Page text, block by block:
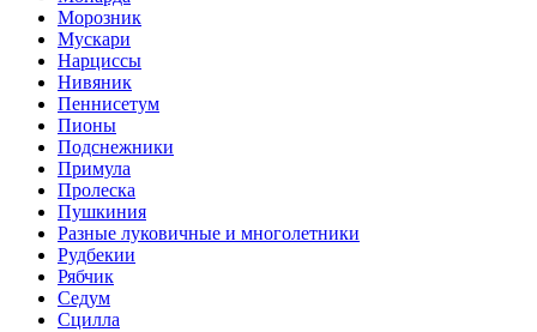
Морозник
Мускари
Нарциссы
Нивяник
Пеннисетум
Пионы
Подснежники
Примула
Пролеска
Пушкиния
Разные луковичные и многолетники
Рудбекии
Рябчик
Седум
Сцилла